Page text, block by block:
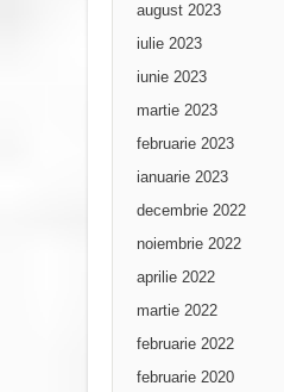
august 2023
iulie 2023
iunie 2023
martie 2023
februarie 2023
ianuarie 2023
decembrie 2022
noiembrie 2022
aprilie 2022
martie 2022
februarie 2022
februarie 2020